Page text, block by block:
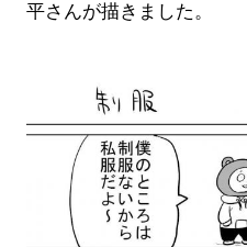
平さんが描きました。